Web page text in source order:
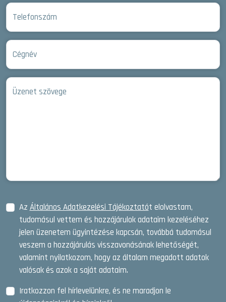
Telefonszám
Cégnév
Üzenet szövege
Az Általános Adatkezelési Tájékoztatót elolvastam,
tudomásul vettem és hozzájárulok adataim kezeléséhez
jelen üzenetem ügyintézése kapcsán, továbbá tudomásul
veszem a hozzájárulás visszavonásának lehetőségét,
valamint nyilatkozom, hogy az általam megadott adatok
valósak és azok a saját adataim.
Iratkozzon fel hírlevelünkre, és ne maradjon le